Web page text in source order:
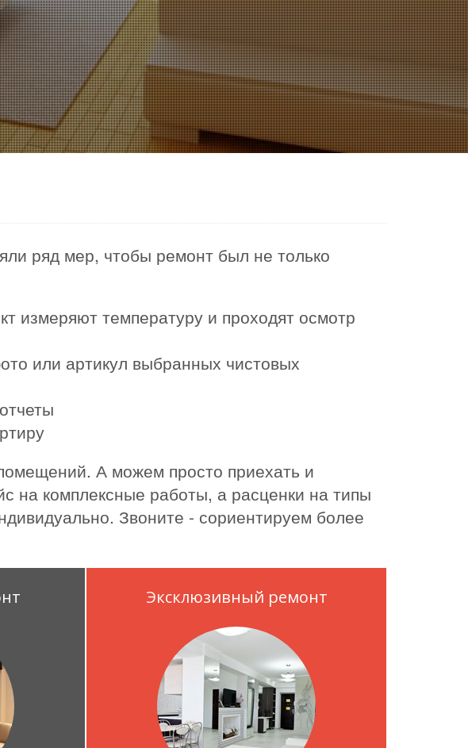
ряд мер, чтобы ремонт был не только
измеряют температуру и проходят осмотр
или артикул выбранных чистовых
А можем просто приехать и
на комплексные работы, а расценки на типы
Звоните - сориентируем более
Эксклюзивный ремонт